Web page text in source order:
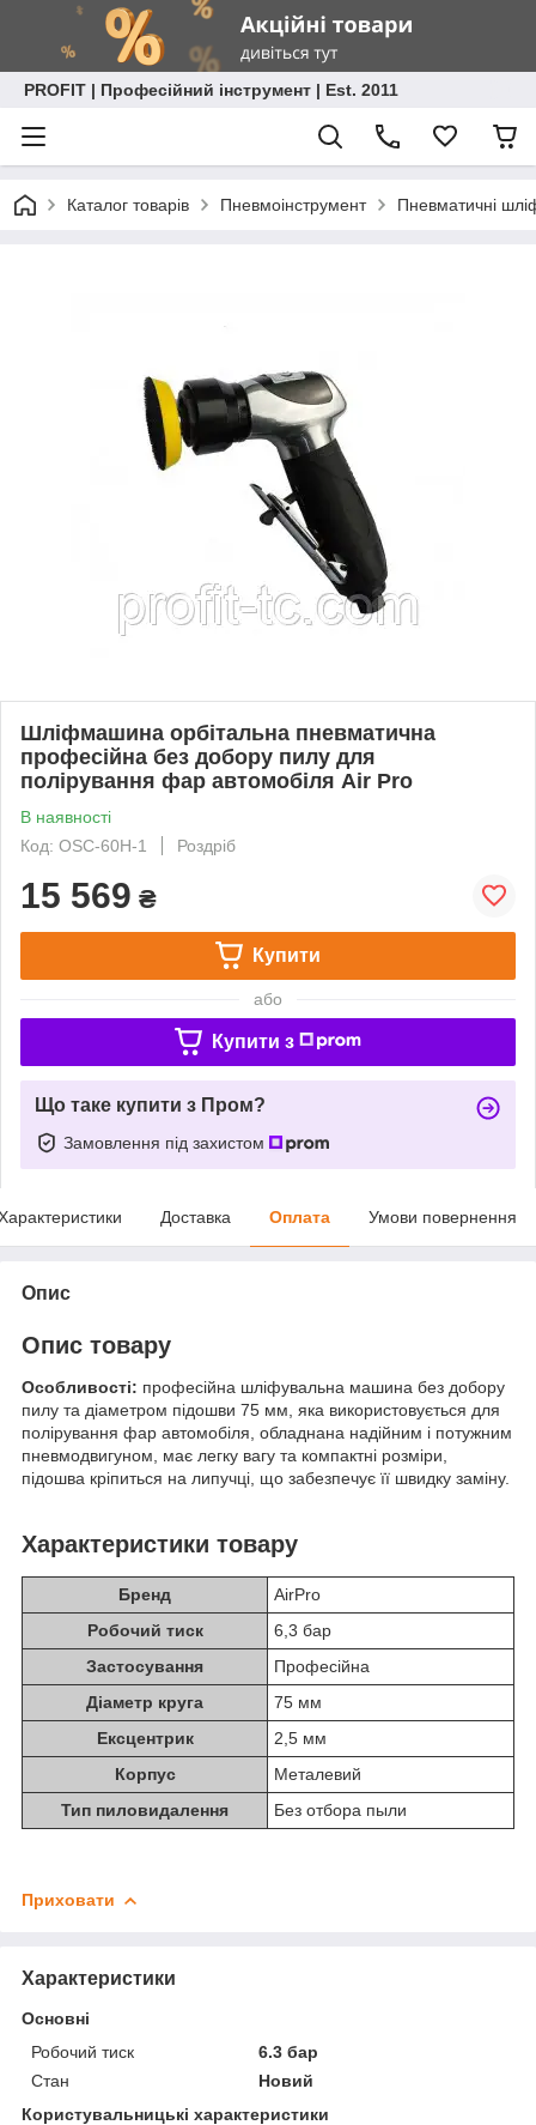
PROFIT | Професійний інструмент | Est. 2011
Каталог товарів Пневмоінструмент Пневматичні
Шліфмашина орбітальна пневматична
професійна без добору пилу для
полірування фар автомобіля Air Pro
В наявності
Код: OSC-60H-1
Роздріб
15 569 ₴
Купити
або
Купити з
Що таке купити з Пром?
Замовлення під захистом
Доставка Оплата Умови повернення
Опис
Опис товару
Особливості: професійна шліфувальна машина без добору
пилу та діаметром підошви 75 мм, яка використовується для
полірування фар автомобіля, обладнана надійним і потужним
пневмодвигуном, має легку вагу та компактні розміри,
підошва кріпиться на липучці, що забезпечує її швидку заміну.
Характеристики товару
Бренд
AirPro
Робочий тиск
6,3 бар
Застосування
Професійна
Діаметр круга
75 мм
Ексцентрик
2,5 мм
Корпус
Металевий
Тип пиловидалення
Без отбора пыли
Приховати
Характеристики
Основні
Робочий тиск
6.3 бар
Стан
Новий
Користувальницькі характеристики